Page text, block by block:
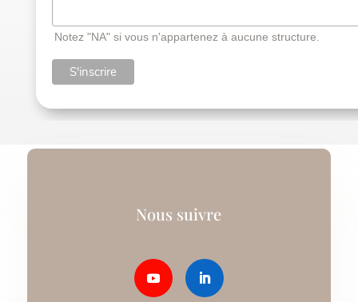
Notez "NA" si vous n'appartenez à aucune structure.
Nous suivre